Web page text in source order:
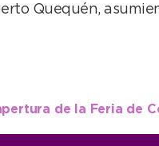
Quequén,
de la Feria de